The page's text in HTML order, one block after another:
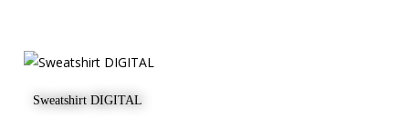
Sweatshirt DIGITAL